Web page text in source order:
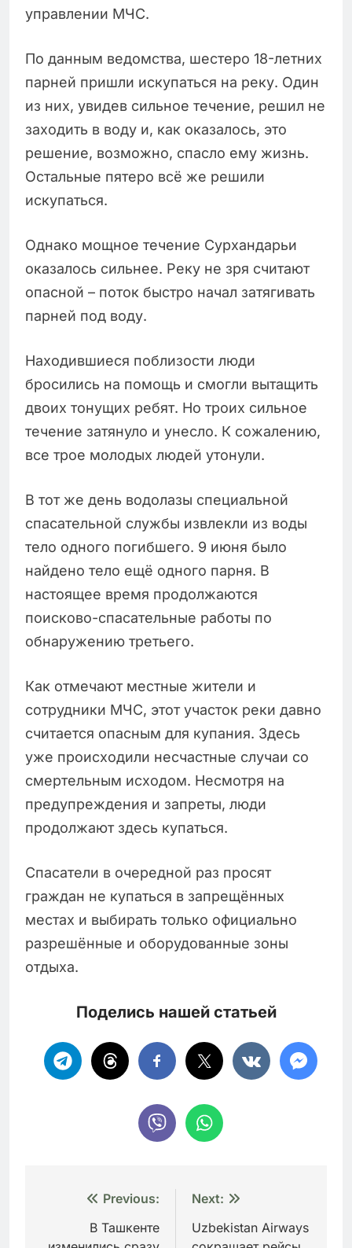
управлении МЧС.
По данным ведомства, шестеро 18-летних
парней пришли искупаться на реку. Один
из них, увидев сильное течение, решил не
заходить в воду и, как оказалось, это
решение, возможно, спасло ему жизнь.
Остальные пятеро всё же решили
искупаться.
Однако мощное течение Сурхандарьи
оказалось сильнее. Реку не зря считают
опасной – поток быстро начал затягивать
парней под воду.
Находившиеся поблизости люди
бросились на помощь и смогли вытащить
двоих тонущих ребят. Но троих сильное
течение затянуло и унесло. К сожалению,
все трое молодых людей утонули.
В тот же день водолазы специальной
спасательной службы извлекли из воды
тело одного погибшего. 9 июня было
найдено тело ещё одного парня. В
настоящее время продолжаются
поисково-спасательные работы по
обнаружению третьего.
Как отмечают местные жители и
сотрудники МЧС, этот участок реки давно
считается опасным для купания. Здесь
уже происходили несчастные случаи со
смертельным исходом. Несмотря на
предупреждения и запреты, люди
продолжают здесь купаться.
Спасатели в очередной раз просят
граждан не купаться в запрещённых
местах и выбирать только официально
разрешённые и оборудованные зоны
отдыха.
Поделись нашей статьей
Навигация
Previous:
В Ташкенте
Next:
Uzbekistan Airways